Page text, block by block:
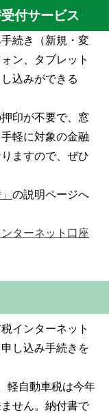
付サービス
続き（新規・変
ン、タブレット
込みができる
印が不要で、窓
軽に対象の金融
ますので、ぜひ
」の説明ページへ
ンターネット口座
インターネット
し込み手続きを
軽自動車税は今年
せん。納付書で